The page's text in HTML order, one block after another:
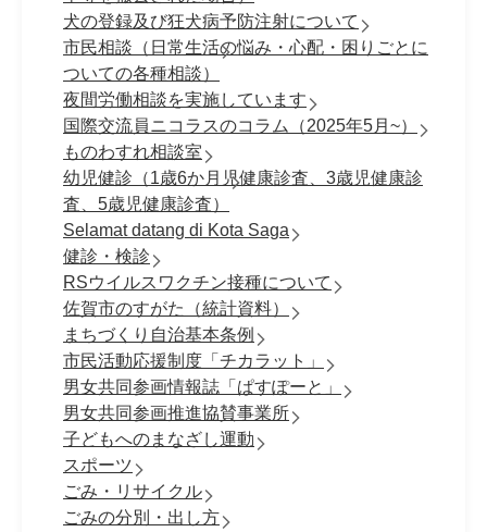
犬の登録及び狂犬病予防注射について
市民相談（日常生活の悩み・心配・困りごとに
ついての各種相談）
夜間労働相談を実施しています
国際交流員ニコラスのコラム（2025年5月~）
ものわすれ相談室
幼児健診（1歳6か月児健康診査、3歳児健康診
査、5歳児健康診査）
Selamat datang di Kota Saga
健診・検診
RSウイルスワクチン接種について
佐賀市のすがた（統計資料）
まちづくり自治基本条例
市民活動応援制度「チカラット」
男女共同参画情報誌「ぱすぽーと」
男女共同参画推進協賛事業所
子どもへのまなざし運動
スポーツ
ごみ・リサイクル
ごみの分別・出し方